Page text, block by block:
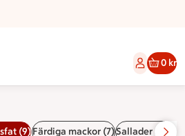
Maxi Katrineholm
0 kr
(9)Färdiga mackor (7)Sallader &